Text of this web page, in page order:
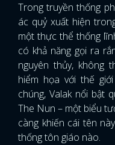
Trong truyền thống
ác quỷ xuất hiện
một thực thể thống
có khả năng gọi ra
nguyên thủy, không
hiểm họa với thế
chúng, Valak nổi bật
The Nun – một biểu
càng khiến cái tên
thống tôn giáo nào.